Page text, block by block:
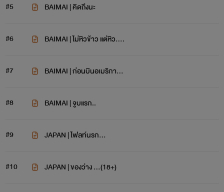
#5 BAIMAI | คิดถึงนะ
#6 BAIMAI | ไม่หิวข้าว แต่หิว....
#7 BAIMAI | ก่อนบินอเมริกา...
#8 BAIMAI | จูบแรก..
#9 JAPAN | ไฟลท์นรก...
#10 JAPAN | ของว่าง ...(18+)